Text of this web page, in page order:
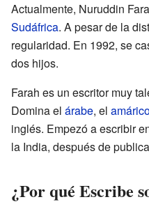
Actualmente, Nuruddin
Sudáfrica. A pesar de la
regularidad. En 1992, se
dos hijos.
Farah es un escritor muy
Domina el árabe, el
inglés. Empezó a escribir
la India, después de
¿Por qué Escribe